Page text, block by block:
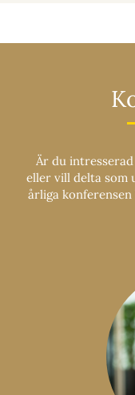
Är du
eller vill delta som
årliga